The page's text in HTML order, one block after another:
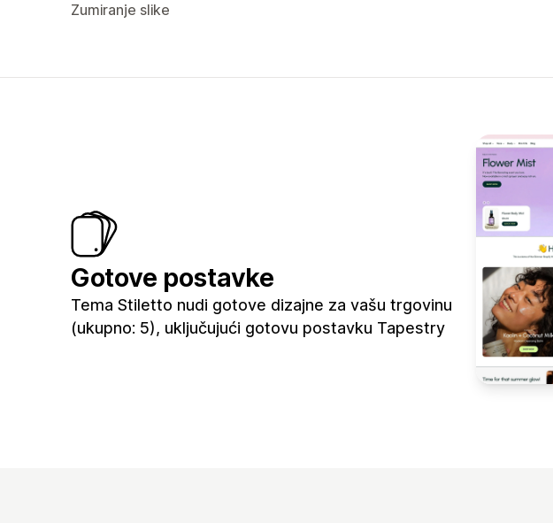
Zumiranje slike
Gotove postavke
Tema Stiletto nudi gotove dizajne za vašu trgovinu
(ukupno: 5), uključujući gotovu postavku Tapestry